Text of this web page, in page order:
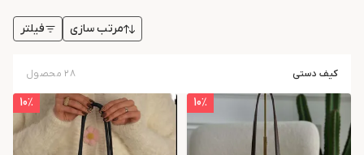
مرتب سازی فیلتر
کیف دستی ۲۸محصول
10٪ 10٪